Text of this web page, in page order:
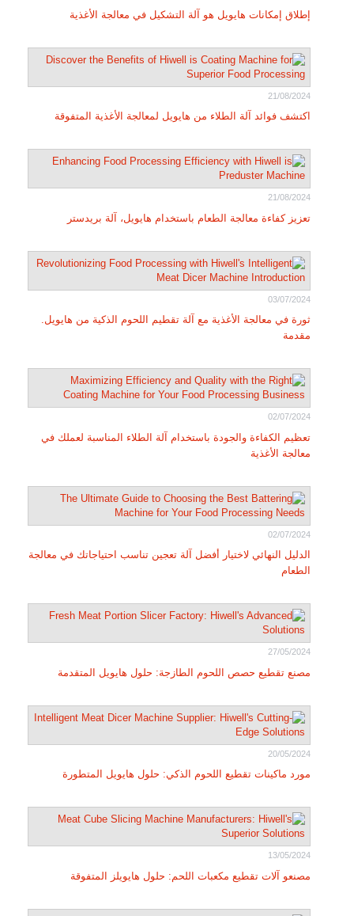
إطلاق إمكانات هايويل هو آلة التشكيل في معالجة الأغذية
21/08/2024
اكتشف فوائد آلة الطلاء من هايويل لمعالجة الأغذية المتفوقة
21/08/2024
تعزيز كفاءة معالجة الطعام باستخدام هايويل، آلة بريدستر
03/07/2024
ثورة في معالجة الأغذية مع آلة تقطيم اللحوم الذكية من هايويل.
مقدمة
02/07/2024
تعظيم الكفاءة والجودة باستخدام آلة الطلاء المناسبة لعملك في
معالجة الأغذية
02/07/2024
الدليل النهائي لاختيار أفضل آلة تعجين تناسب احتياجاتك في معالجة
الطعام
27/05/2024
مصنع تقطيع حصص اللحوم الطازجة: حلول هايويل المتقدمة
20/05/2024
مورد ماكينات تقطيع اللحوم الذكي: حلول هايويل المتطورة
13/05/2024
مصنعو آلات تقطيع مكعبات اللحم: حلول هايويلز المتفوقة